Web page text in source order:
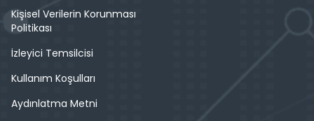
Kişisel Verilerin Korunması
Politikası
İzleyici Temsilcisi
Kullanım Koşulları
Aydınlatma Metni